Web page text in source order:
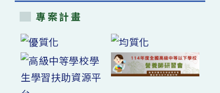
專案計畫